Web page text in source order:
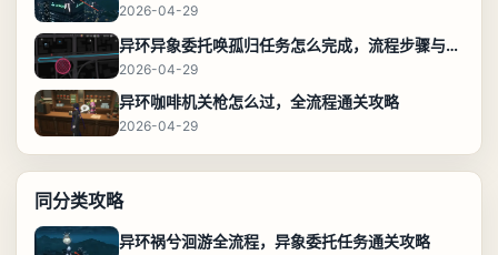
2026-04-29
异环异象委托唤孤归任务怎么完成，流程步骤与位置攻略
2026-04-29
异环咖啡机关枪怎么过，全流程通关攻略
2026-04-29
同分类攻略
异环祸兮洄游全流程，异象委托任务通关攻略